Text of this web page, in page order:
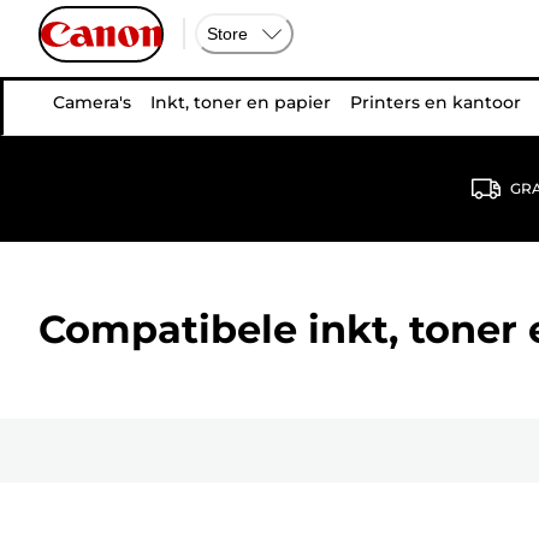
Store
Camera's Inkt, toner en papier Printers en kantoor
Compatibele inkt, toner